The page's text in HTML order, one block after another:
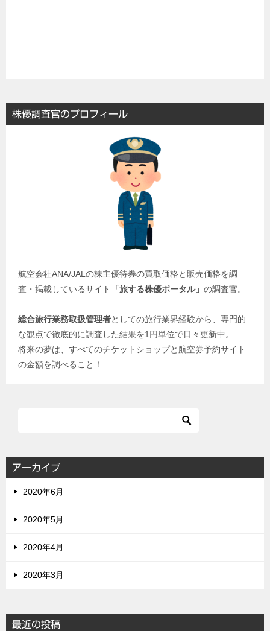
株優調査官のプロフィール
航空会社ANA/JALの株主優待券の買取価格と販売価格を調
査・掲載しているサイト
「旅する株優ポータル」 の調査官。
総合旅行業務取扱管理者としての旅行業界経験から、専門的
な観点で徹底的に調査した結果を1円単位で日々更新中。
将来の夢は、すべてのチケットショップと航空券予約サイト
の金額を調べること！
アーカイブ
2020年6月
2020年5月
2020年4月
2020年3月
最近の投稿